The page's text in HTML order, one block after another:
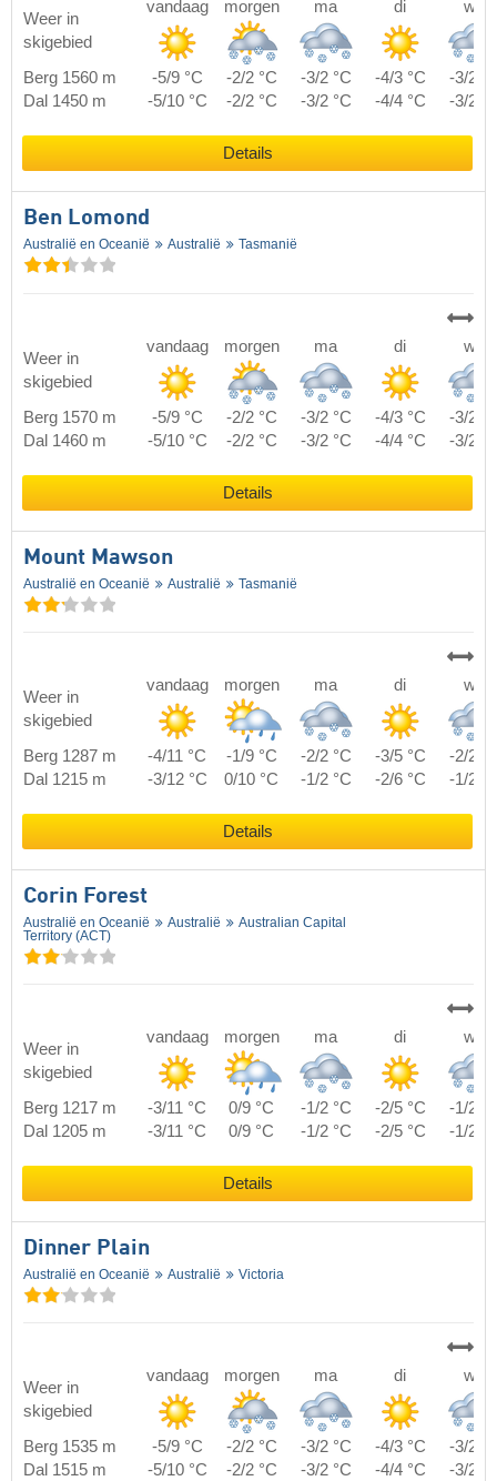
Weer in
skigebied
vandaag morgen ma di wo
Berg 1560 m -5/9 °C -2/2 °C -3/2 °C -4/3 °C
-3/2
Dal 1450 m
-5/10 °C -2/2 °C -3/2 °C -4/4 °C -3/2
Details
Ben Lomond
Australië en Oceanië Australië Tasmanië
Weer in
skigebied
vandaag morgen ma di wo
Berg 1570 m -5/9 °C -2/2 °C -3/2 °C -4/3 °C
-3/2
Dal 1460 m
-5/10 °C -2/2 °C -3/2 °C -4/4 °C -3/2
Details
Mount Mawson
Australië en Oceanië Australië Tasmanië
Weer in
skigebied
vandaag morgen ma di wo
Berg 1287 m -4/11 °C -1/9 °C -2/2 °C -3/5 °C
-2/2
Dal 1215 m
-3/12 °C 0/10 °C -1/2 °C -2/6 °C -1/2
Details
Corin Forest
Australië en Oceanië Australië
Australian Capital
Territory (ACT)
Weer in
skigebied
vandaag morgen ma di wo
Berg 1217 m -3/11 °C 0/9 °C -1/2 °C -2/5 °C
-1/2
Dal 1205 m
-3/11 °C 0/9 °C -1/2 °C -2/5 °C -1/2
Details
Dinner Plain
Australië en Oceanië Australië Victoria
Weer in
skigebied
vandaag morgen ma di wo
Berg 1535 m -5/9 °C -2/2 °C -3/2 °C -4/3 °C
-3/2
Dal 1515 m
-5/10 °C -2/2 °C -3/2 °C -4/4 °C -3/2